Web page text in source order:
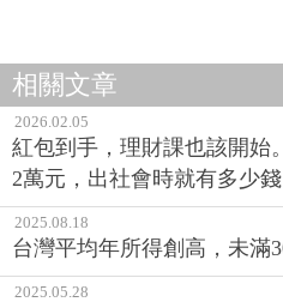
相關文章
2026.02.05
紅包到手，理財課也該開始
2萬元，出社會時就有多少錢
2025.08.18
台灣平均年所得創高，未滿
2025.05.28